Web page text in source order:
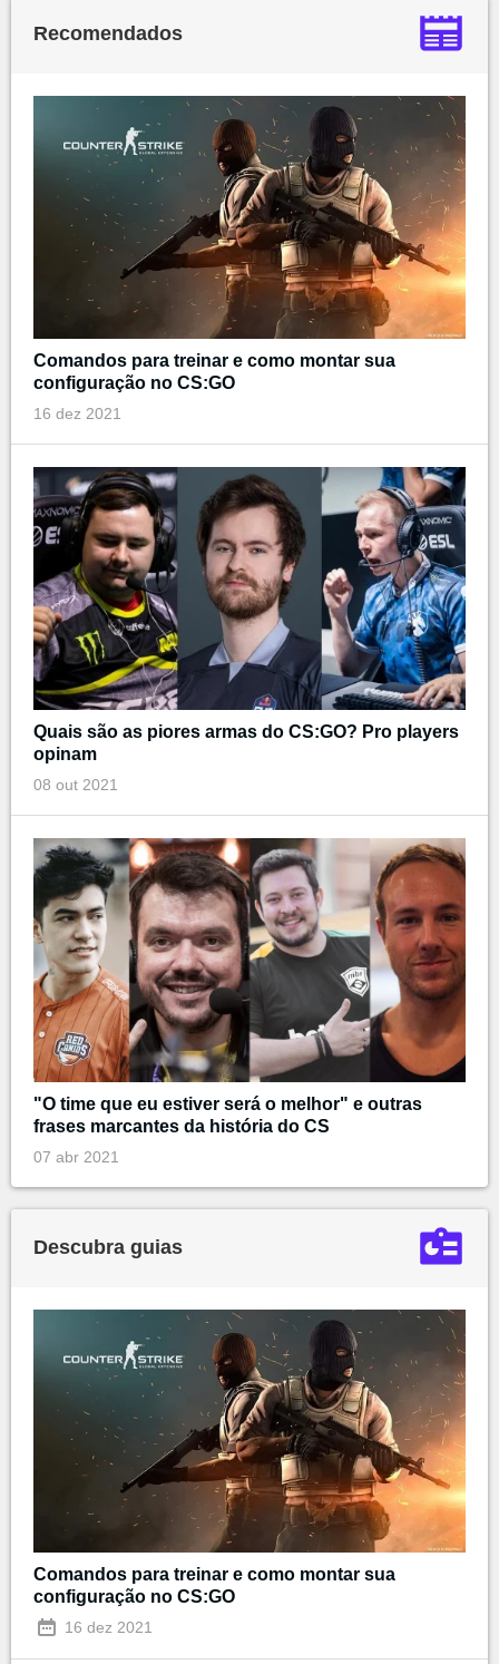
Recomendados
Comandos para treinar e como montar sua
configuração no CS:GO
16 dez 2021
Quais são as piores armas do CS:GO? Pro players
opinam
08 out 2021
"O time que eu estiver será o melhor" e outras
frases marcantes da história do CS
07 abr 2021
Descubra guias
Comandos para treinar e como montar sua
configuração no CS:GO
16 dez 2021